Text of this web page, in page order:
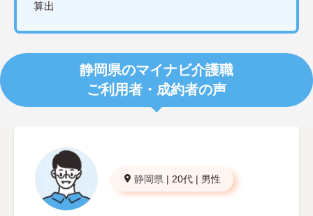
算出
静岡県のマイナビ介護職
ご利用者・成約者の声
静岡県 | 20代 | 男性